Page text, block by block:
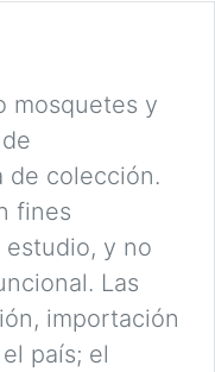
mosquetes y
de colección.
fines
y no
Las
importación
país; el